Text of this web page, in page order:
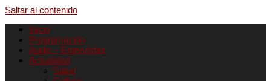
Saltar al contenido
Inicio
Programación
Audio – Entrevistas
Actualidad
Salud